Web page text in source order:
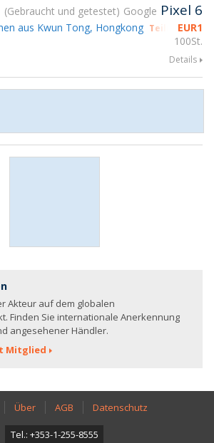
Gebraucht und getestet Google Pixel 6
EUR1
100St.
aus Kwun Tong, Hongkong Teilnahme
Details
Akteur auf dem globalen
Finden Sie internationale Anerkennung
angesehener Händler.
Mitglied
Über AGB Datenschutz
Tel.: +353-1-255-8555